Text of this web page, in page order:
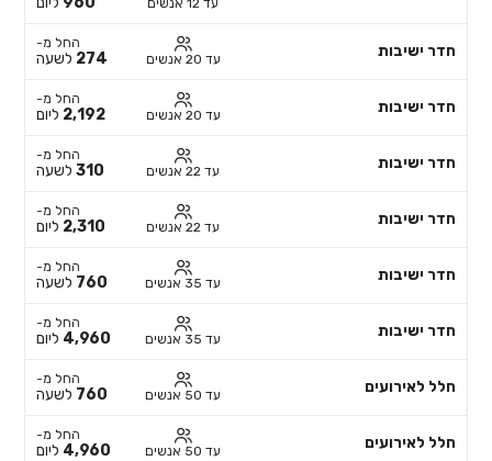
עד 12 אנשים
חדר ישיבות עד 20 אנשים
החל מ-
274 לשעה
חדר ישיבות עד 20 אנשים
החל מ-
2,192 ליום
חדר ישיבות עד 22 אנשים
החל מ-
310 לשעה
חדר ישיבות עד 22 אנשים
החל מ-
2,310 ליום
חדר ישיבות עד 35 אנשים
החל מ-
760 לשעה
חדר ישיבות עד 35 אנשים
החל מ-
4,960 ליום
חלל לאירועים עד 50 אנשים
החל מ-
760 לשעה
חלל לאירועים עד 50 אנשים
החל מ-
4,960 ליום